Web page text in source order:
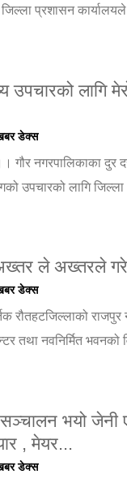
प्रशासन कार्यालयले
उपचारको लागि
डेक्स
गौर नगरपालिकाका दुर
उपचारको लागि
ले अख्तरले गरे
डेक्स
रौतहटजिल्लाको राजपुर
तथा नवनिर्मित
सञ्चालन भयो
, मेयर...
डेक्स